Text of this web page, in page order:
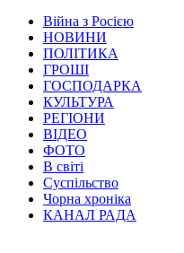
Війна з Росією
НОВИНИ
ПОЛІТИКА
ГРОШІ
ГОСПОДАРКА
КУЛЬТУРА
РЕГІОНИ
ВІДЕО
ФОТО
В світі
Суспільство
Чорна хроніка
КАНАЛ РАДА